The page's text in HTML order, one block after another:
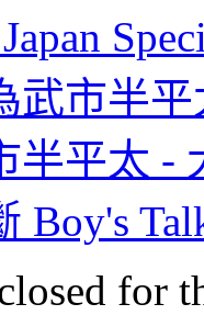
武市半
半平太 -
Boy's
for